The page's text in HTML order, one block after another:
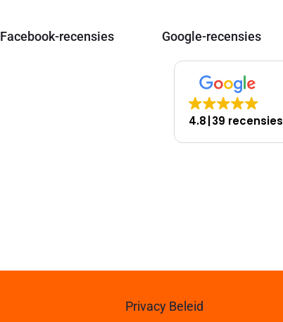
Facebook-recensies Google-recensies
4.8 39 recensies
Privacy Beleid